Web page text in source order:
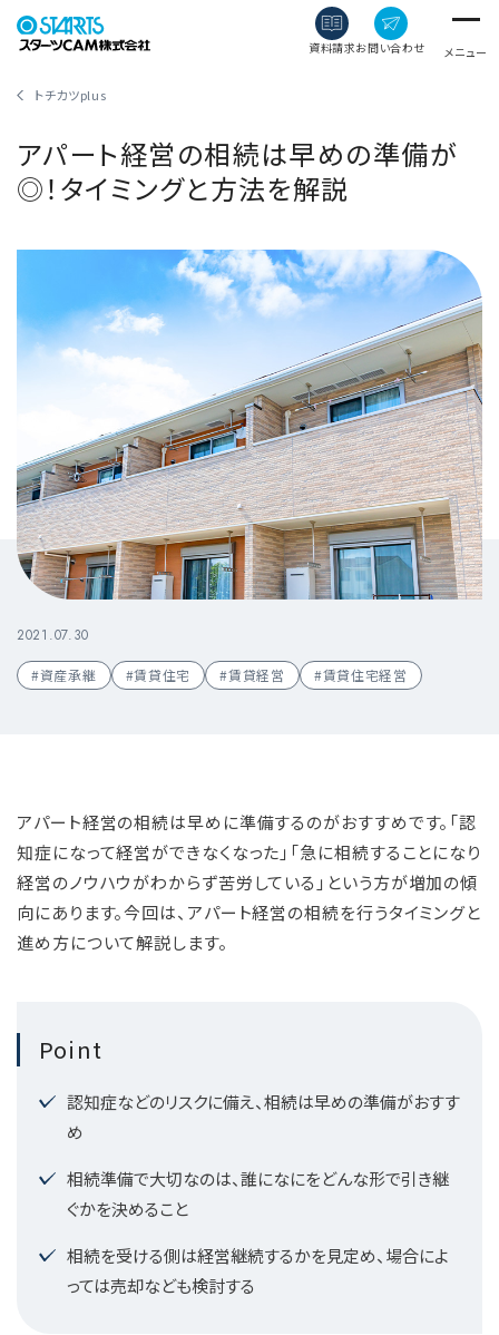
資料請求お問い合わせ メニュー
トチカツplus
アパート経営の相続は早めの準備が
◎！タイミングと方法を解説
2021.07.30
#資産承継 #賃貸住宅 #賃貸経営 #賃貸住宅経営
アパート経営の相続は早めに準備するのがおすすめです。「認
知症になって経営ができなくなった」「急に相続することになり
経営のノウハウがわからず苦労している」という方が増加の傾
向にあります。今回は、アパート経営の相続を行うタイミングと
進め方について解説します。
Point
認知症などのリスクに備え、相続は早めの準備がおすす
め
相続準備で大切なのは、誰になにをどんな形で引き継
ぐかを決めること
相続を受ける側は経営継続するかを見定め、場合によ
っては売却なども検討する